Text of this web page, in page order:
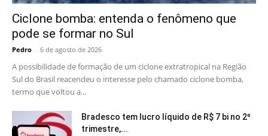
Ciclone bomba: entenda o fenômeno que
pode se formar no Sul
Pedro - 6 de agosto de 2026
A possibilidade de formação de um ciclone extratropical na Região
Sul do Brasil reacendeu o interesse pelo chamado ciclone bomba,
termo que voltou a...
Bradesco tem lucro líquido de R$ 7 bi no 2º
trimestre,...